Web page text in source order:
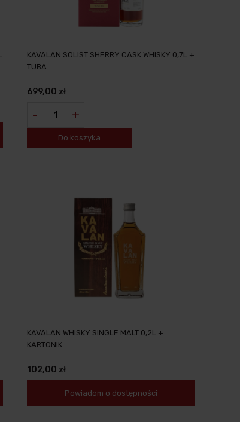
KAVALAN SOLIST SHERRY CASK WHISKY 0,7L +
TUBA
699,00 zł
- +
Do koszyka
KAVALAN WHISKY SINGLE MALT 0,2L +
KARTONIK
102,00 zł
Powiadom o dostępności